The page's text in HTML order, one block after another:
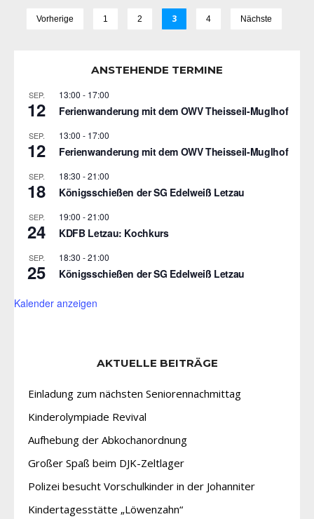
Vorherige 1 2 3 4 Nächste
ANSTEHENDE TERMINE
SEP.
12
13:00 - 17:00
Ferienwanderung mit dem OWV Theisseil-Muglhof
SEP.
12
13:00 - 17:00
Ferienwanderung mit dem OWV Theisseil-Muglhof
SEP.
18
18:30 -21:00
Königsschießen der SG Edelweiß Letzau
SEP.
24
19:00 -21:00
KDFB Letzau: Kochkurs
SEP.
25
18:30 -21:00
Königsschießen der SG Edelweiß Letzau
Kalender anzeigen
AKTUELLE BEITRÄGE
Einladung zum nächsten Seniorennachmittag
Kinderolympiade Revival
Aufhebung der Abkochanordnung
Großer Spaß beim DJK-Zeltlager
Polizei besucht Vorschulkinder in der Johanniter
Kindertagesstätte „Löwenzahn“